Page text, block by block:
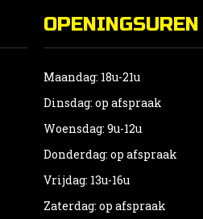
OPENINGSUREN
Maandag: 18u-21u
Dinsdag: op afspraak
Woensdag: 9u-12u
Donderdag: op afspraak
Vrijdag: 13u-16u
Zaterdag: op afspraak